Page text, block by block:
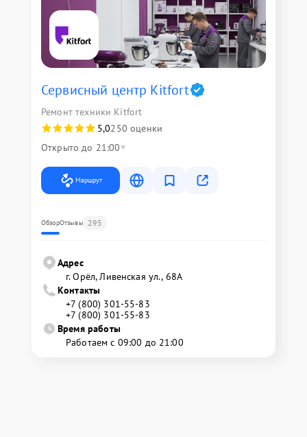
Сервисный центр Kitfort
Ремонт техники Kitfort
5,0250 оценки
Открыто до 21:00
Маршрут
ОбзорОтзывы 295
Адрес
г. Орёл, Ливенская ул., 68А
Контакты
+7 (800) 301-55-83
+7 (800) 301-55-83
Время работы
Работаем с 09:00 до 21:00